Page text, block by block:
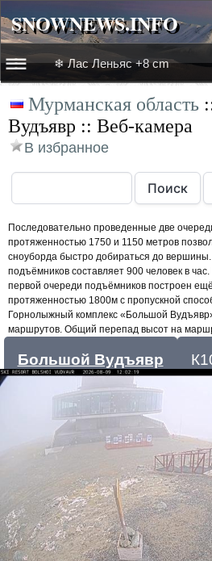
SNOWNEWS.INFO
☰☰
Новости
Веб-камеры
❄ Лас Леньяс +8 cm
Мурманская область
Вудъявр :: Веб-камера
В избранное
Последовательно проведенные две
протяженностью 1750 и 1150 метров
сноуборда быстро добираться до
подъёмников составляет 900 человек в
первой очереди подъёмников построен
протяженностью 1800м с пропускной
Горнолыжный комплекс «Большой
маршрутов. Общий перепад высот на
Большой Вудъявр